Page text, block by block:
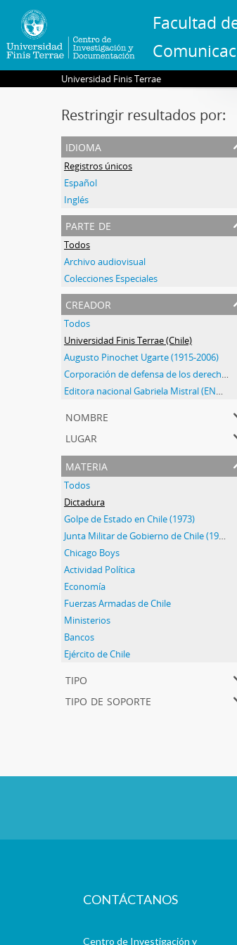
Facultad
Universidad Finis Terrae
Restringir resultados por:
idioma
Registros únicos
Español
Inglés
parte de
Todos
Archivo audiovisual
Colecciones Especiales
creador
Todos
Universidad Finis Terrae (Chile)
Augusto Pinochet Ugarte (1915-2006)
Corporación de defensa de los derechos del pueblo (CODEPU) (1980-)
Editora nacional Gabriela Mistral (ENGM) (1973-1976)
nombre
lugar
materia
Todos
Dictadura
Golpe de Estado en Chile (1973)
Junta Militar de Gobierno de Chile (1973-1990)
Chicago Boys
Actividad Política
Economía
Fuerzas Armadas de Chile
Ministerios
Bancos
Ejército de Chile
tipo
tipo de soporte
CONTÁCTANOS
Centro de Investigación y